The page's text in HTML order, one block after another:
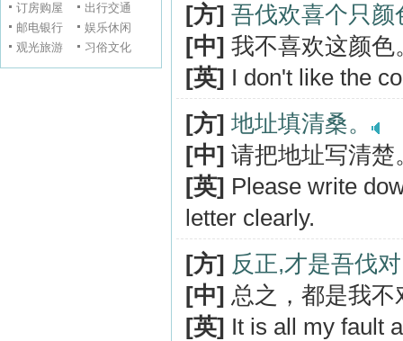
订房购屋
出行交通
邮电银行
娱乐休闲
观光旅游
习俗文化
[方] 吾伐欢喜个只颜
[中] 我不喜欢这颜色
[英] I don't like the
[方] 地址填清桑。
[中] 请把地址写清楚
[英] Please write
letter clearly.
[方] 反正,才是吾伐
[中] 总之，都是我不
[英] It is all my fault